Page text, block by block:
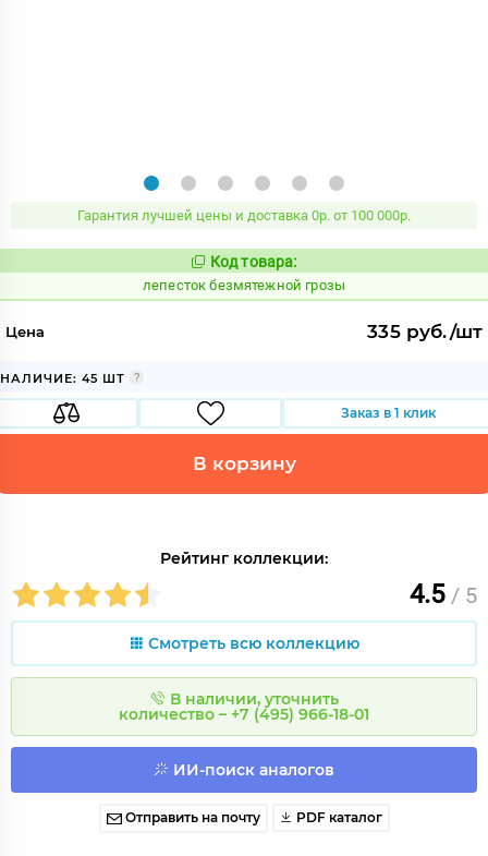
Гарантия лучшей цены и доставка 0р. от 100 000р.
Код:
859894
Код товара:
лепесток безмятежной грозы
Цена 335 руб./шт
НАЛИЧИЕ: 45 ШТ
Заказ в 1 клик
В корзину
Рейтинг коллекции:
4.5 / 5
Смотреть всю коллекцию
В наличии, уточнить
количество – +7 (495) 966-18-01
ИИ-поиск аналогов
Отправить на почту PDF каталог